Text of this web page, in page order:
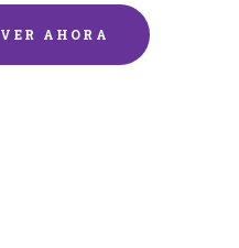
VER AHORA